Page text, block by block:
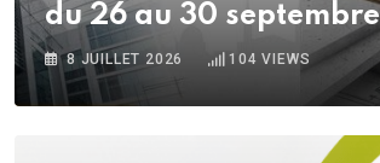
du 26 au 30
8 JUILLET 2026 104 VIEWS